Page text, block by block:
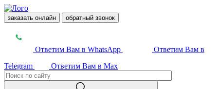
заказать онлайн обратный звонок
Ответим Вам в WhatsApp
Ответим Вам в
Telegram
Ответим Вам в Max